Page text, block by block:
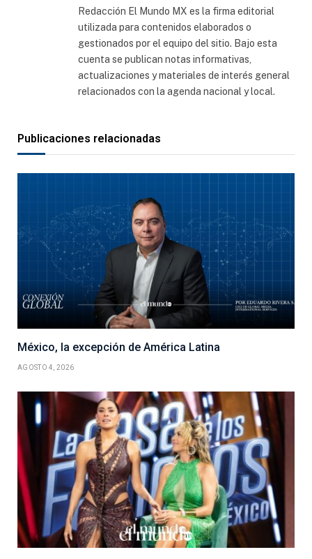
Redacción El Mundo MX es la firma editorial
utilizada para contenidos elaborados o
gestionados por el equipo del sitio. Bajo esta
cuenta se publican notas informativas,
actualizaciones y materiales de interés general
relacionados con la agenda nacional y local.
Publicaciones relacionadas
México, la excepción de América Latina
AGOSTO 4, 2026